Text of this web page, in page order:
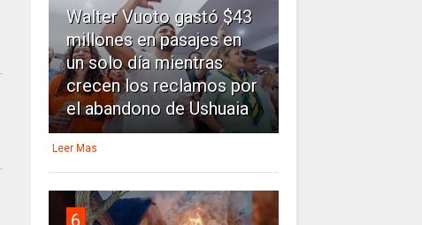
Walter Vuoto gastó $43
millones en pasajes en
un solo día mientras
crecen los reclamos por
el abandono de Ushuaia
Leer Mas